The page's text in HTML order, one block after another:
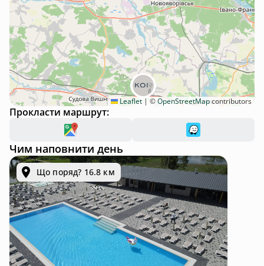
Leaflet | ©OpenStreetMapcontributors
Прокласти маршрут:
Чим наповнити день
Що поряд? 16.8 км